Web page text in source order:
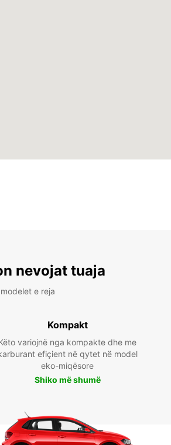
nevojat tuaja
e reja
Kompakt
variojnë nga kompakte dhe me
efiçient në qytet në model
eko-miqësore
Shiko më shumë